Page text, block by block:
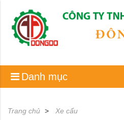
Danh mục
Trang chủ Xe cẩu